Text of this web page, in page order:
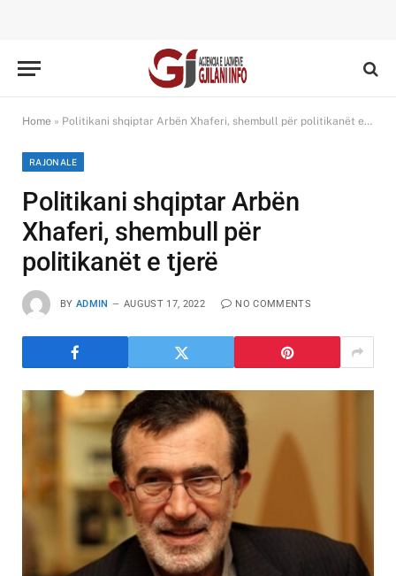
Home » Politikani shqiptar Arbën Xhaferi, shembull për politikanët e tjerë
RAJONALE
Politikani shqiptar Arbën
Xhaferi, shembull për
politikanët e tjerë
BY ADMIN AUGUST 17, 2022 NO COMMENTS